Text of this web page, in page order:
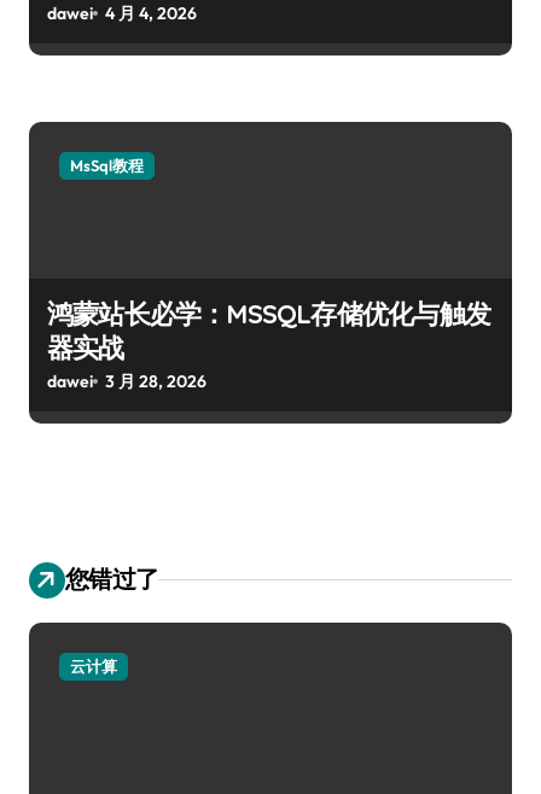
dawei 4 月 4, 2026
MsSql教程
鸿蒙站长必学：MSSQL存储优化与触发
器实战
dawei 3 月 28, 2026
您错过了
云计算